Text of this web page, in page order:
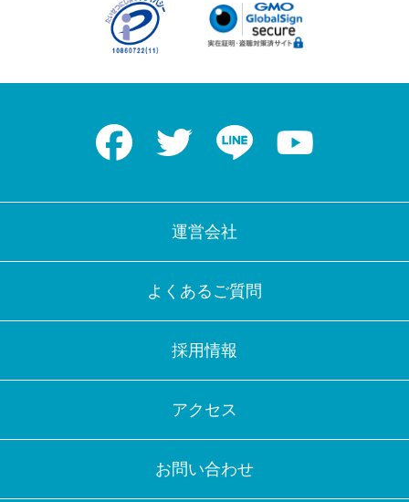
Facebook Twitter LINE
運営会社
よくあるご質問
採用情報
アクセス
お問い合わせ